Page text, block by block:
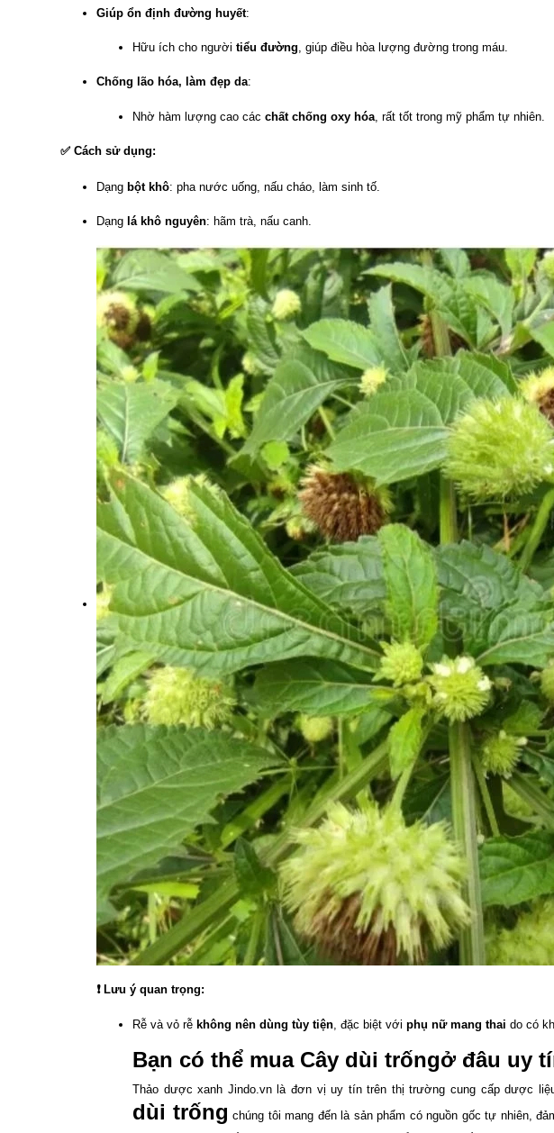
Giúp ổn định đường huyết:
Hữu ích cho ngườitiểu đường, giúp điều hòa lượng đường trong máu.
Chống lão hóa, làm đẹp da:
Nhờ hàm lượng cao cácchất chống oxy hóa , rất tốt trong mỹ phẩm tự nhiên.
✅Cách sử dụng:
Dạng bột khô: pha nước uống, nấu cháo, làm sinh tố.
Dạng lá khô nguyên: hãm trà, nấu canh.
❗Lưu ý quan trọng:
Rễ và vỏ rễ không nên dùng tùy tiện, đặc biệt vớiphụ nữ mang thai do có
Bạn có thể mua Cây dùi trốngở đâu uy
Thảo dược xanh Jindo.vn là đơn vị uy tín trên thị trường cung cấp dược
dùi trống chúng tôi mang đến là sản phẩm có nguồn gốc tự nhiên,